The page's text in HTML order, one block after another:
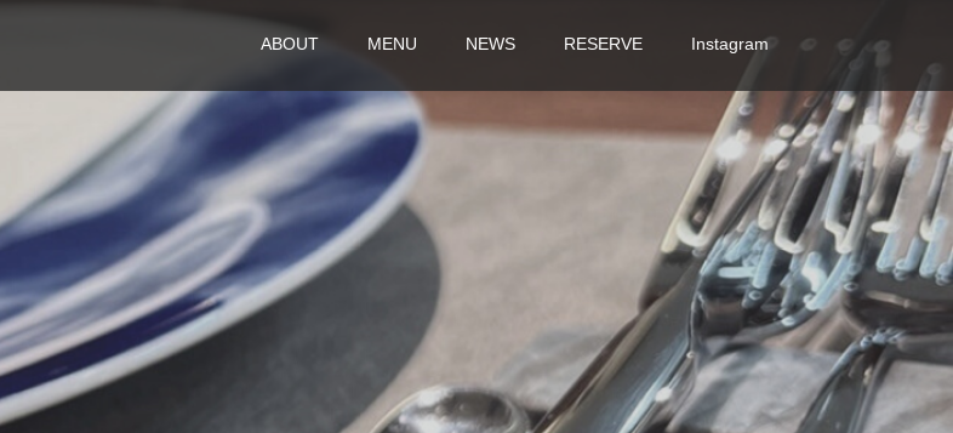
ABOUT MENU NEWS RESERVE Instagram